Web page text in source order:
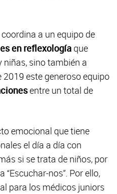
a un equipo de
en reflexología que
niñas, sino también a
este generoso equipo
entre un total de
emocional que tiene
el día a día con
si se trata de niños, por
nos”. Por ello,
para los médicos juniors